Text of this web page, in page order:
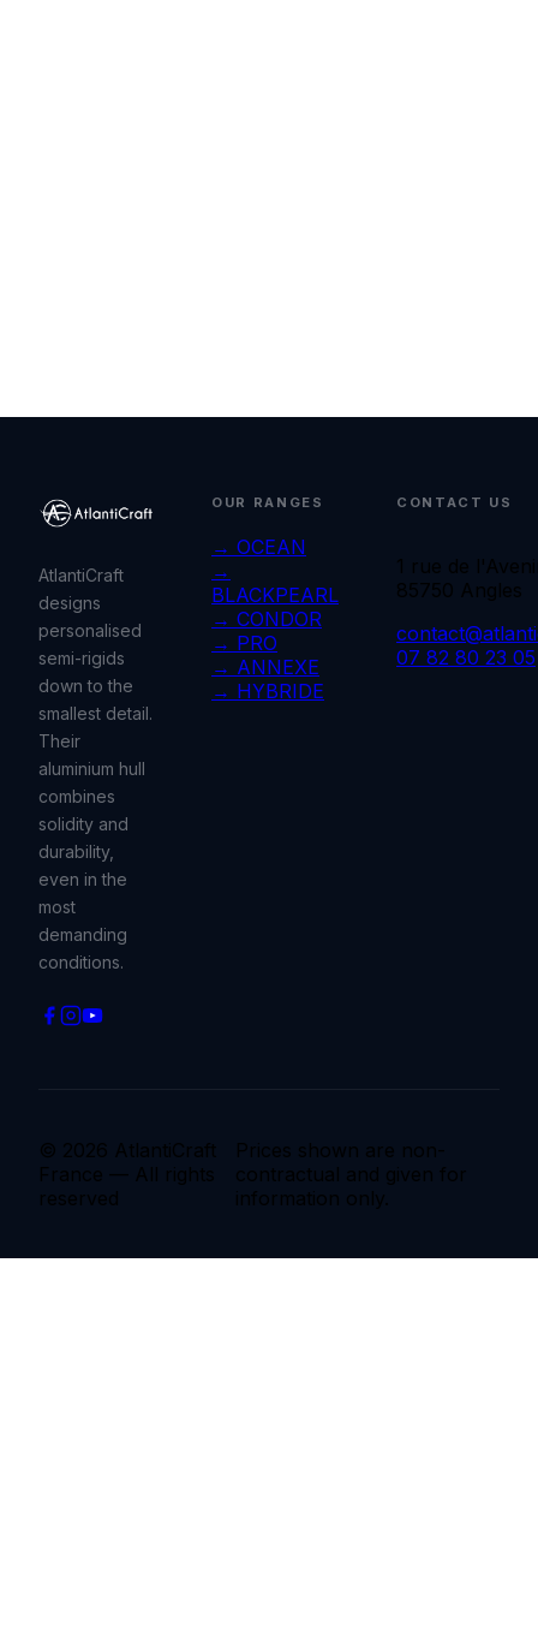
AtlantiCraft
designs
personalised
semi-rigids
down to the
smallest detail.
Their
aluminium hull
combines
solidity and
durability,
even in the
most
demanding
conditions.
OUR RANGES
→ OCEAN
→
BLACKPEARL
→ CONDOR
→ PRO
→ ANNEXE
→ HYBRIDE
CONTACT US
1 rue de
85750 Angles
07 82 80 23 05
© 2026 AtlantiCraft
France — All rights
reserved
Prices shown are non-
contractual and given for
information only.